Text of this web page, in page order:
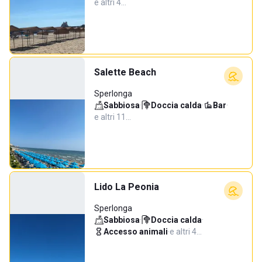
e altri 4…
Salette Beach
Sperlonga
Sabbiosa· Doccia calda· Bar·
e altri 11…
Lido La Peonia
Sperlonga
Sabbiosa· Doccia calda·
Accesso animali·e altri 4…